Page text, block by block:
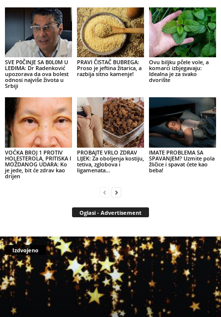
SVE P0ČINJE SA B0L0M U
LEĐIMA: Dr Radenković
upozorava da ova bolest
odnosi najviše života u
Srbiji
PRAVI ČISTAČ BUBREGA:
Proso je jeftina žitarica, a
razbija sitno kamenje!
Ovu biljku pčele vole, a
komarci izbjegavaju:
Idealna je za svako
dvorište
VOĆKA BROJ 1 PROTIV
HOLESTEROLA, PRITISKA I
MOŽDANOG UDARA: Ko
je jede, bit će zdrav kao
drijen
PROBAJTE VRLO ZDRAV
LIJEK: Za oboljenja kostiju,
tetiva, zglobova i
ligamenata…
IMATE PROBLEMA SA
SPAVANJEM? Uzmite pola
žličice i spavat ćete kao
beba!
Oglasi - Advertisement
Izdvojeno